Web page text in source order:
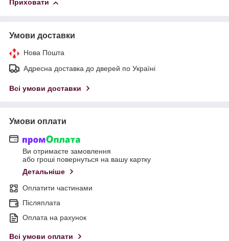
Приховати
Умови доставки
Нова Пошта
Адресна доставка до дверей по Україні
Всі умови доставки
Умови оплати
Ви отримаєте замовлення
або гроші повернуться на вашу картку
Детальніше
Оплатити частинами
Післяплата
Оплата на рахунок
Всі умови оплати